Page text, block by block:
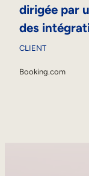
dirigée par
des
CLIENT
Booking.com